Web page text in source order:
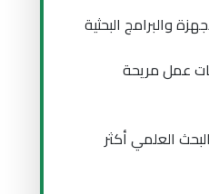
والبرامج البحثية
عمل مريحة
العلمي أكثر